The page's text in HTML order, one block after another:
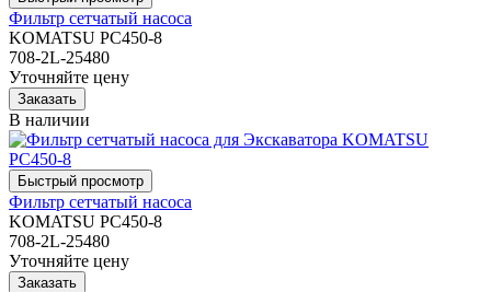
Фильтр сетчатый насоса
KOMATSU PC450-8
708-2L-25480
Уточняйте цену
В наличии
Фильтр сетчатый насоса
KOMATSU PC450-8
708-2L-25480
Уточняйте цену